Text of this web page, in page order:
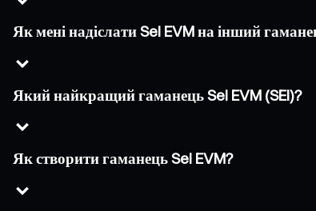
Як мені надіслати Sei EVM на інший
Який найкращий гаманець Sei EVM (SEI)?
Як створити гаманець Sei EVM?